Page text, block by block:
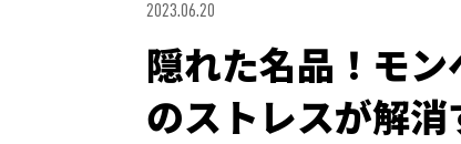
2023.06.20
隠れた名品！モ
のストレスが解消